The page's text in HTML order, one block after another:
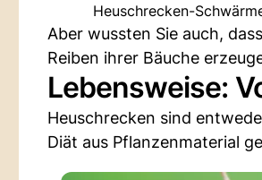
Heuschrecken-
Aber wussten Sie auch,
Reiben ihrer Bäuche
Lebensweise:
Heuschrecken sind
Diät aus Pflanzenmaterial